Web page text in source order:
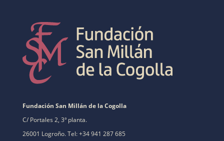
Fundación San Millán de la Cogolla
C/ Portales 2, 3ª planta.
26001 Logroño. Tel: +34 941 287 685